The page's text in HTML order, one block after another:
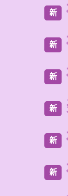
新
新
新
新
新
新